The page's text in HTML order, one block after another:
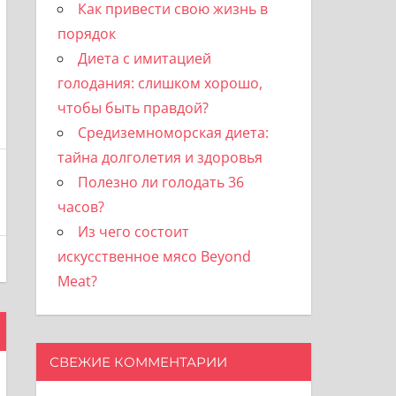
Как привести свою жизнь в
порядок
Диета с имитацией
голодания: слишком хорошо,
чтобы быть правдой?
Средиземноморская диета:
тайна долголетия и здоровья
Полезно ли голодать 36
часов?
Из чего состоит
искусственное мясо Beyond
Meat?
СВЕЖИЕ КОММЕНТАРИИ